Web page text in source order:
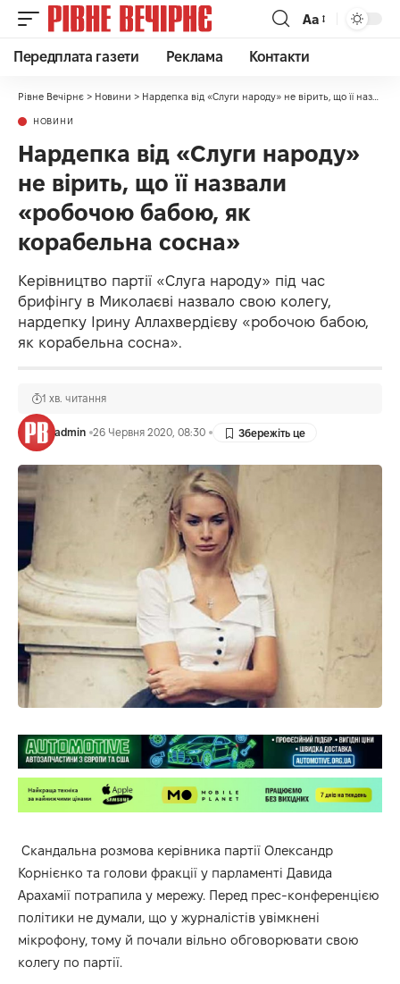
Аа
Передплата газети Реклама Контакти
Рівне Вечірнє > Новини > Нардепка від «Слуги народу» не вірить, що її назвали «робочою бабою, як корабельна сосна»
НОВИНИ
Нардепка від «Слуги народу»
не вірить, що її назвали
«робочою бабою, як
корабельна сосна»
Керівництво партії «Слуга народу» під час
брифінгу в Миколаєві назвало свою колегу,
нардепку Ірину Аллахвердієву «робочою бабою,
як корабельна сосна».
admin 26 Червня 2020, 08:30
1 хв. читання
Скандальна розмова керівника партії Олександр
Корнієнко та голови фракції у парламенті Давида
Арахамії потрапила у мережу. Перед прес-конференцією
політики не думали, що у журналістів увімкнені
мікрофону, тому й почали вільно обговорювати свою
колегу по партії.